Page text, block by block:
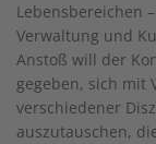
Lebensbereichen
Verwaltung und
Anstoß will der
gegeben, sich mit
verschiedener
auszutauschen,